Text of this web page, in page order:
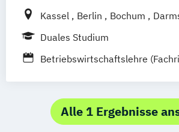
Kassel Berlin Bochum
Erfurt
Hamburg
Online-Campus
Duales Studium
Betriebswirtschaftslehre
Hotel- und
Alle 1 Ergebnisse